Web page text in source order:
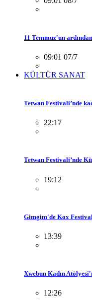
11 Temmuz'un
09:01 07/7
KÜLTÜR SANAT
Tetwan Festivali’nde
22:17
Tetwan Festivali’nde
19:12
Gimgim'de Kox
13:39
Xwebun Kadın
12:26